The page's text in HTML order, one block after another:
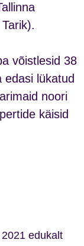
võistlesid 38
edasi lükatud
noori
käisid
edukalt